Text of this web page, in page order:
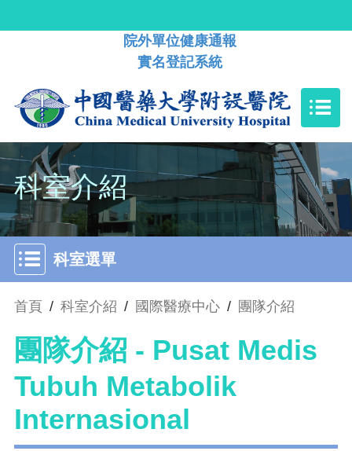
院外單位健康通報
實名登記系統
科室介紹
科室選單
首頁 / 科室介紹 / 國際醫療中心 / 團隊介紹
團隊介紹 - Pusat Medis
Tubuh Metabolik
Internasional